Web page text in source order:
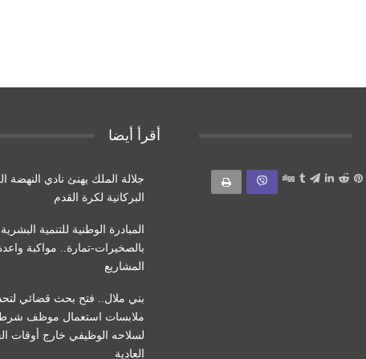
أقرأ أيضا
جلالة الملك يهنئ نادي النهضة
البركانية لكرة القدم
المبادرة الوطنية للتنمية البشرية
بالصخيرات-تمارة.. مواكبة
المشاريع
بني ملال.. فتح بحث قضائي
ملابسات استعمال موظف
لسلاحه الوظيفي خارج أوقات
العادية